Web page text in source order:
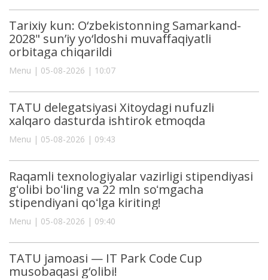
Tarixiy kun: O‘zbekistonning Samarkand-
2028" sun’iy yo‘ldoshi muvaffaqiyatli
orbitaga chiqarildi
Menu | 05-08-2026 | 10:07
TATU delegatsiyasi Xitoydagi nufuzli
xalqaro dasturda ishtirok etmoqda
Menu | 05-08-2026 | 09:43
Raqamli texnologiyalar vazirligi stipendiyasi
gʻolibi boʻling va 22 mln soʻmgacha
stipendiyani qoʻlga kiriting!
Menu | 05-08-2026 | 09:40
TATU jamoasi — IT Park Code Cup
musobaqasi g‘olibi!